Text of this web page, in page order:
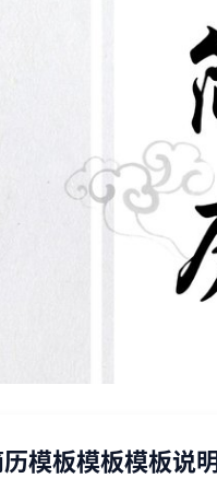
模板模板模板说